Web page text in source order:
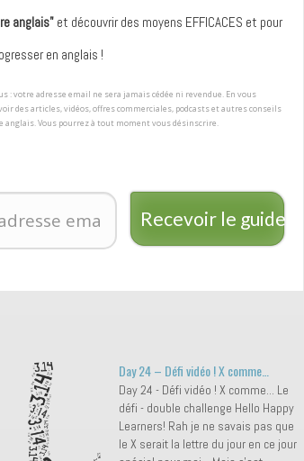
anglais" et découvrir des moyens ​EFFICACES et pour
en anglais !
: votre adresse email ne sera jamais cédée ni revendue. En vous
des articles, vidéos, offres commerciales, podcasts et autres conseils
anglais. Vous pourrez à tout moment vous désinscrire.
Recevoir le guide
Day 24 – Défi vidéo ! X comme…
Day 24 - Défi vidéo ! X comme... Le
défi - double challenge Hello Happy
Learners! Rah je ne savais pas que
le X serait la lettre du jour en ce jour